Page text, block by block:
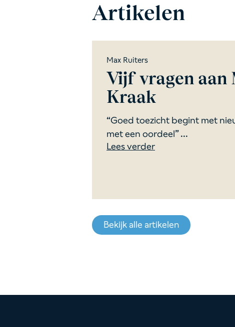
Artikelen
Max Ruiters
Vijf vragen aan
Kraak
“Goed toezicht begint met
met een oordeel” ...
Lees verder
Bekijk alle artikelen